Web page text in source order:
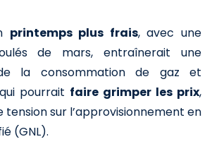
printemps plus frais, avec une
de mars, entraînerait une
la consommation de gaz et
pourrait faire grimper les prix,
tension sur l’approvisionnement en
(GNL).